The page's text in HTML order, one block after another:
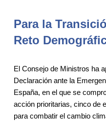
Para la
Reto
El Consejo de Ministros ha
Declaración ante la
España, en el que se
acción prioritarias, cinco de
para combatir el cambio